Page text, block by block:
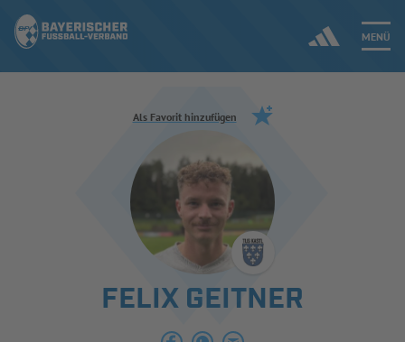
MENÜ
Jetzt einloggen
ERGEBNISSE & WETTBEWERBE
SPIELBETRIEB & VERBANDSLEBEN
AUSBILDUNG & FÖRDERUNG
Als Favorit hinzufügen
FELIX GEITNER